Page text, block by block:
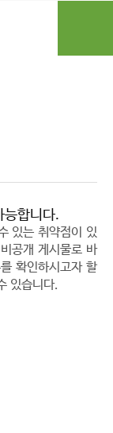
능합니다.
있는 취약점이 있
공개 게시물로 바
확인하시고자 할
있습니다.